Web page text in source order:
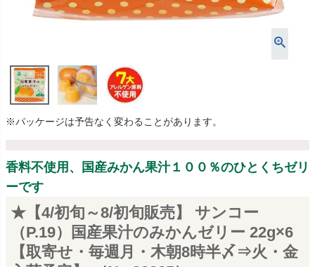
※パッケージは予告なく変わることがあります。
香料不使用、国産みかん果汁１００％のひとくちゼリ
ーです
★【4/初旬～8/初旬販売】 サンコー
（P.19）国産果汁のみかんゼリー 22g×6
【取寄せ・毎週月・木朝8時半〆⇒火・金